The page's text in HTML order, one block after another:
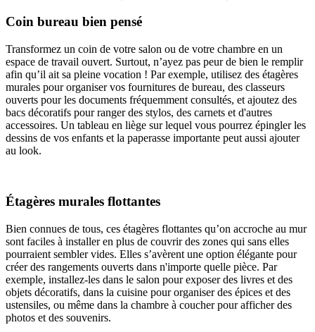
Coin bureau bien pensé
Transformez un coin de votre salon ou de votre chambre en un
espace de travail ouvert. Surtout, n’ayez pas peur de bien le remplir
afin qu’il ait sa pleine vocation ! Par exemple, utilisez des étagères
murales pour organiser vos fournitures de bureau, des classeurs
ouverts pour les documents fréquemment consultés, et ajoutez des
bacs décoratifs pour ranger des stylos, des carnets et d'autres
accessoires. Un tableau en liège sur lequel vous pourrez épingler les
dessins de vos enfants et la paperasse importante peut aussi ajouter
au look.
Étagères murales flottantes
Bien connues de tous, ces étagères flottantes qu’on accroche au mur
sont faciles à installer en plus de couvrir des zones qui sans elles
pourraient sembler vides. Elles s’avèrent une option élégante pour
créer des rangements ouverts dans n'importe quelle pièce. Par
exemple, installez-les dans le salon pour exposer des livres et des
objets décoratifs, dans la cuisine pour organiser des épices et des
ustensiles, ou même dans la chambre à coucher pour afficher des
photos et des souvenirs.